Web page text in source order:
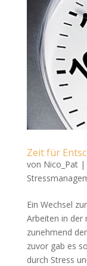
Zeit für
von Nico_Pat|
Ein Wechsel
Arbeiten in der
zunehmend
zuvor gab es
durch Stress